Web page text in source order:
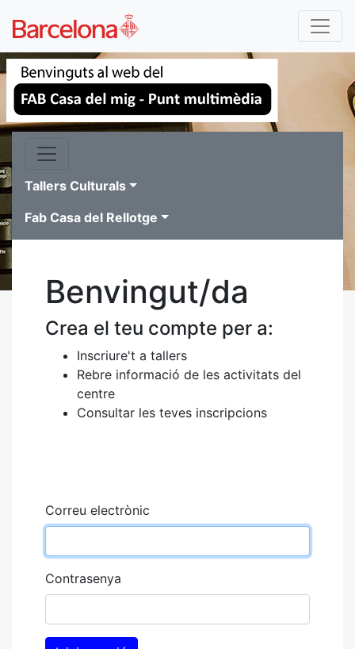
Tallers Culturals
Fab Casa del Rellotge
Benvingut/da
Crea el teu compte per a:
Inscriure't a tallers
Rebre informació de les activitats del
centre
Consultar les teves inscripcions
Correu electrònic
Contrasenya